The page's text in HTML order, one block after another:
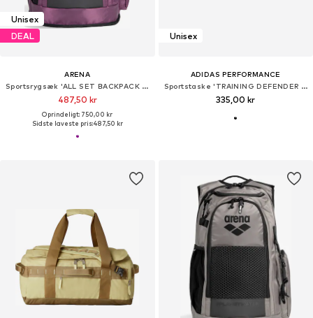
Unisex
DEAL
ARENA
Sportsrygsæk 'ALL SET BACKPACK 45L'
487,50 kr
Oprindeligt: 750,00 kr
Sidste laveste pris:487,50 kr
Unisex
ADIDAS PERFORMANCE
Sportstaske 'TRAINING DEFENDER DUFFLE BAG'
335,00 kr